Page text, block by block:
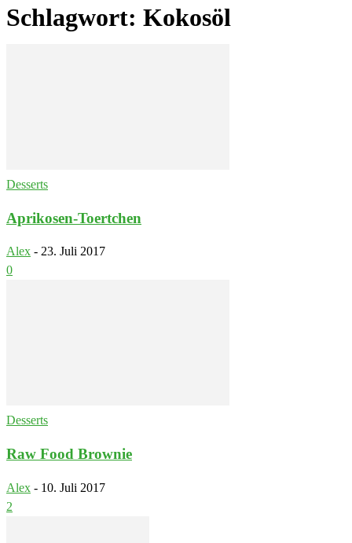
Schlagwort: Kokosöl
Desserts
Aprikosen-Toertchen
Alex - 23. Juli 2017
0
Desserts
Raw Food Brownie
Alex - 10. Juli 2017
2